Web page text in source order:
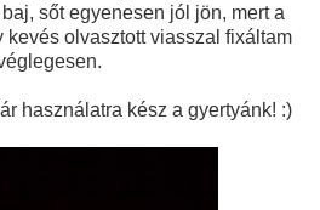
sőt egyenesen jól jön, mert a
kevés olvasztott viasszal fixáltam
használatra kész a gyertyánk! :)